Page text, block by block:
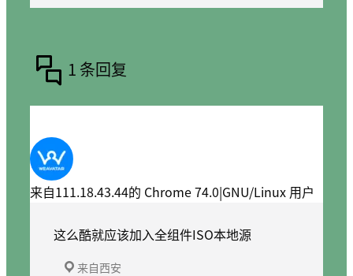
1 条回复
来自111.18.43.44的 Chrome 74.0|GNU/Linux 用户
这么酷就应该加入全组件ISO本地源
来自西安